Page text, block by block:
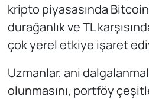
kripto piyasasında
durağanlık ve TL
çok yerel etkiye işaret
Uzmanlar, ani
olunmasını, portföy